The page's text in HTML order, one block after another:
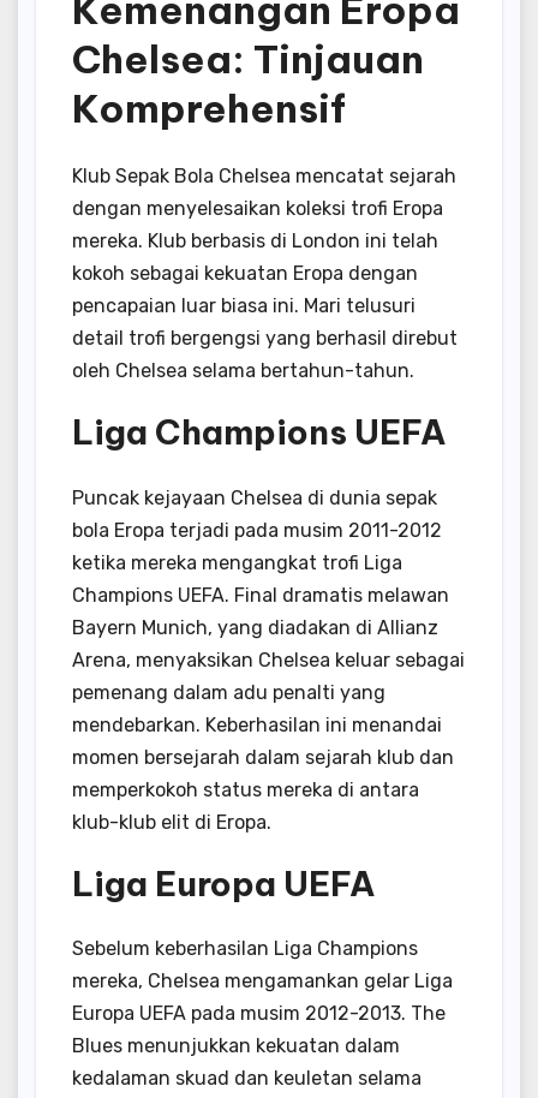
Chelsea: Tinjauan
Komprehensif
Klub Sepak Bola Chelsea mencatat sejarah
dengan menyelesaikan koleksi trofi Eropa
mereka. Klub berbasis di London ini telah
kokoh sebagai kekuatan Eropa dengan
pencapaian luar biasa ini. Mari telusuri
detail trofi bergengsi yang berhasil direbut
oleh Chelsea selama bertahun-tahun.
Liga Champions UEFA
Puncak kejayaan Chelsea di dunia sepak
bola Eropa terjadi pada musim 2011-2012
ketika mereka mengangkat trofi Liga
Champions UEFA. Final dramatis melawan
Bayern Munich, yang diadakan di Allianz
Arena, menyaksikan Chelsea keluar sebagai
pemenang dalam adu penalti yang
mendebarkan. Keberhasilan ini menandai
momen bersejarah dalam sejarah klub dan
memperkokoh status mereka di antara
klub-klub elit di Eropa.
Liga Europa UEFA
Sebelum keberhasilan Liga Champions
mereka, Chelsea mengamankan gelar Liga
Europa UEFA pada musim 2012-2013. The
Blues menunjukkan kekuatan dalam
kedalaman skuad dan keuletan selama